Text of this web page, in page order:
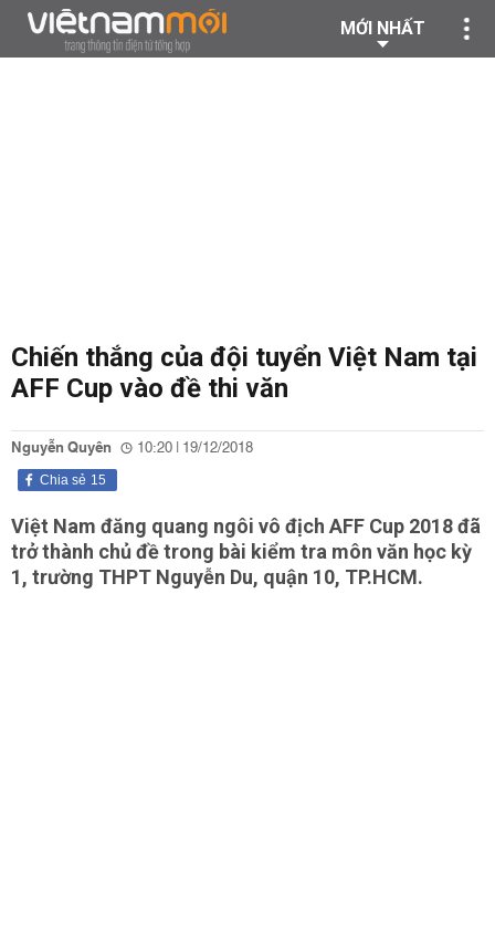
MỚI NHẤT
Chiến thắng của đội tuyển Việt Nam tại
AFF Cup vào đề thi văn
Nguyễn Quyên 10:20 | 19/12/2018
15
Chia sẻ
Việt Nam đăng quang ngôi vô địch AFF Cup 2018 đã
trở thành chủ đề trong bài kiểm tra môn văn học kỳ
1, trường THPT Nguyễn Du, quận 10, TP.HCM.